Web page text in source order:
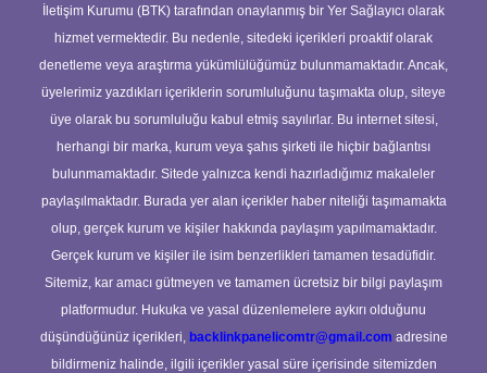
İletişim Kurumu (BTK) tarafından onaylanmış bir Yer Sağlayıcı olarak
hizmet vermektedir. Bu nedenle, sitedeki içerikleri proaktif olarak
denetleme veya araştırma yükümlülüğümüz bulunmamaktadır. Ancak,
üyelerimiz yazdıkları içeriklerin sorumluluğunu taşımakta olup, siteye
üye olarak bu sorumluluğu kabul etmiş sayılırlar. Bu internet sitesi,
herhangi bir marka, kurum veya şahıs şirketi ile hiçbir bağlantısı
bulunmamaktadır. Sitede yalnızca kendi hazırladığımız makaleler
paylaşılmaktadır. Burada yer alan içerikler haber niteliği taşımamakta
olup, gerçek kurum ve kişiler hakkında paylaşım yapılmamaktadır.
Gerçek kurum ve kişiler ile isim benzerlikleri tamamen tesadüfidir.
Sitemiz, kar amacı gütmeyen ve tamamen ücretsiz bir bilgi paylaşım
platformudur. Hukuka ve yasal düzenlemelere aykırı olduğunu
düşündüğünüz içerikleri, backlinkpanelicomtr@gmail.com adresine
bildirmeniz halinde, ilgili içerikler yasal süre içerisinde sitemizden